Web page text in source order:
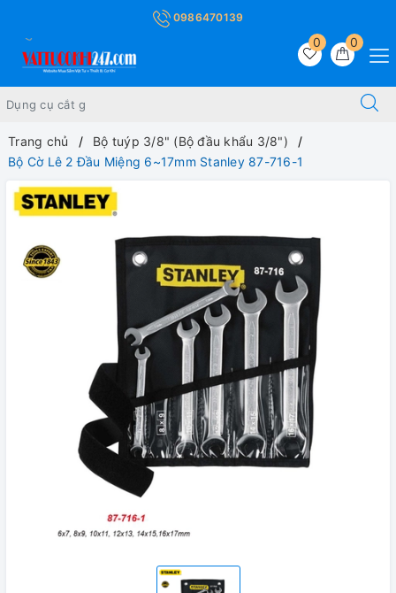
0986470139
0
0
Trang chủ
Bộ tuýp 3/8" (Bộ đầu khẩu 3/8")
Bộ Cờ Lê 2 Đầu Miệng 6~17mm Stanley 87-716-1